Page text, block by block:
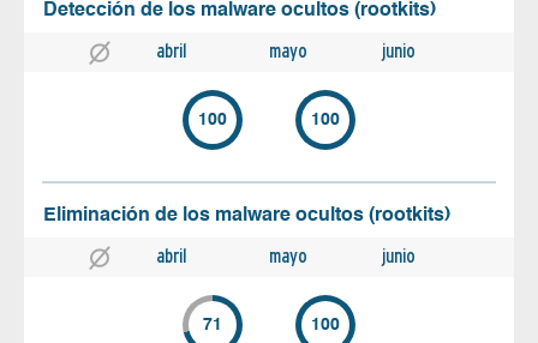
Detección de los malware ocultos (rootkits)
abril mayo junio
100 100
Eliminación de los malware ocultos (rootkits)
abril mayo junio
71 100